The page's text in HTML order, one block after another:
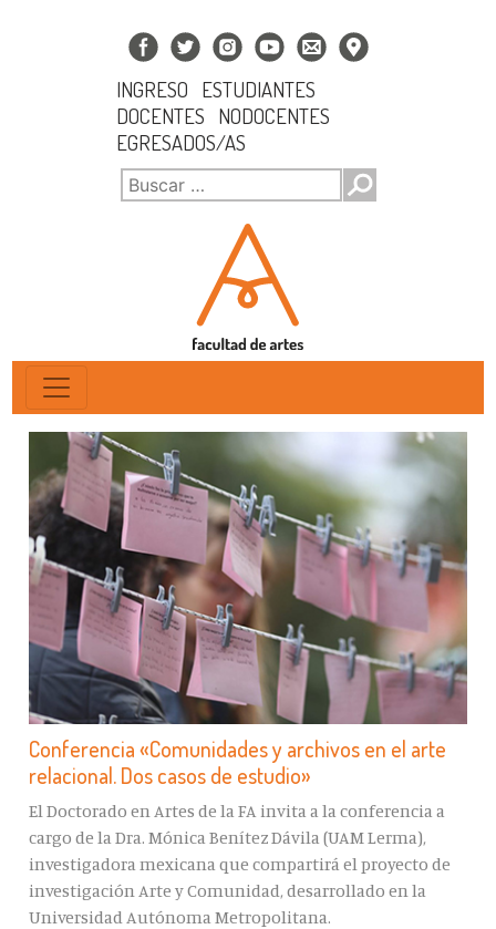
INGRESO
ESTUDIANTES
DOCENTES
NODOCENTES
EGRESADOS/AS
Conferencia «Comunidades y archivos en el arte
relacional. Dos casos de estudio»
El Doctorado en Artes de la FA invita a la conferencia a
cargo de la Dra. Mónica Benítez Dávila (UAM Lerma),
investigadora mexicana que compartirá el proyecto de
investigación Arte y Comunidad, desarrollado en la
Universidad Autónoma Metropolitana.